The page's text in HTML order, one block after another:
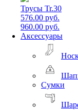
Трусы Tr.30
576.00 руб.
960.00 руб.
Аксессуары
Сумки